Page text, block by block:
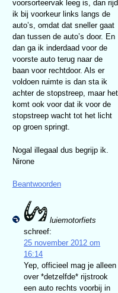
voorsorteervak leeg is, dan rijd
ik bij voorkeur links langs de
auto’s, omdat dat sneller gaat
dan tussen de auto’s door. En
dan ga ik inderdaad voor de
voorste auto terug naar de
baan voor rechtdoor. Als er
voldoen ruimte is dan sta ik
achter de stopstreep, maar het
komt ook voor dat ik voor de
stopstreep wacht tot het licht
op groen springt.
Nogal illegaal dus begrijp ik.
Nirone
Beantwoorden
luiemotorfiets
schreef:
25 november 2012 om
16:14
Yep, officieel mag je alleen
over *detzelfde* rijstrook
een auto rechts voorbij in